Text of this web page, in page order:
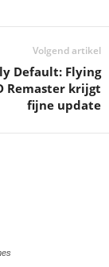
Volgend artikel
Default: Flying
Remaster krijgt
fijne update